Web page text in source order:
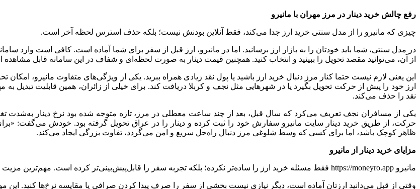
رفع چالش خرید دینار در مرز مهران با مانیرو
چیزی که مانیرو را از مدل سنتی خرید ارز جدا می‌کند، فقط آنلاین بودنش نیست؛ بلکه حذف استرس لحظه آخر است.
در مدل سنتی، شما باید خودتان را به بازار ارز برسانید. اما در مانیرو، ارز قبل از سفر برای شما آماده است. کافی است وارد
از آن، می‌توانید مقصد تحویل را ببینید و انتخاب کنید. همچنین قیمت دینار به صورت لحظه‌ای و شفاف در این سامانه قابل
این یعنی لازم نیست حتما کنار مرز دنبال خرید ارز باشید یا پول نقد زیادی همراه ببرید. یکی از ویژگی‌های متفاوت مانیرو،
ارز خود را پیش از حرکت تحویل بگیرد یا در شهرهایی مثل نجف و کربلا دریافت کند. برای خیلی از زائران، همین قابلیت
نقد را حذف می‌کند.
یکی از مسافران نجف تعریف می‌کرد که سال قبل، بعد از چند ساعت معطلی در مرز، تازه متوجه شده بود نرخ دینار به‌شدت
حرکت، از طریق خرید دینار سایت مانیرو سفارش خود را ثبت کرده و دینار را در عراق تحویل گرفته بود. خودش می‌گفت:
ظاهر کوچک باشد، اما برای کسی که وسط شلوغی مرز دنبال راه‌حل سریع و امن می‌گردد، تفاوت بزرگی ایجاد می‌کند.
مزایای خرید دینار از مانیرو
مانیرو https://moneyro.app فقط مسئله خرید ارز را ساده‌تر نکرده؛ بلکه تجربه سفر را قابل‌پیش‌بینی‌تر کرده است. مهم‌ترین مزیت این سرویس، مدیریت زمان و کاهش ریسک در سفر است.
وقتی از قبل می‌دانید ارزتان آماده است، دیگر نیازی نیست بخشی از سفر را صرف پیدا کردن صرافی یا مقایسه نرخ‌ها کنید.